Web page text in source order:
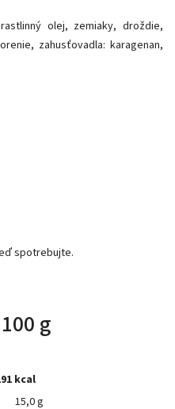
olej, zemiaky, droždie,
zahusťovadla: karagenan,
spotrebujte.
g
kcal
15,0 g